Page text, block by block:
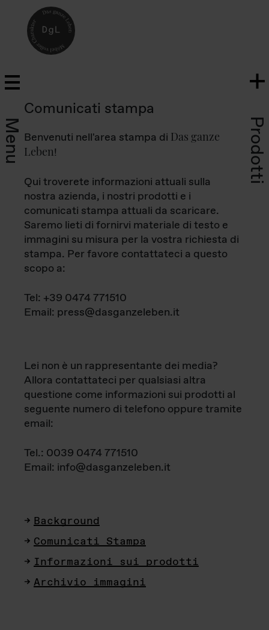
Menu Prodotti
Comunicati stampa
Benvenuti nell'area stampa di Das ganze
Leben!
Qui troverete informazioni attuali sulla
nostra azienda, i nostri prodotti e i
comunicati stampa attuali da scaricare.
Saremo lieti di fornirvi materiale di testo e
immagini su misura per la vostra richiesta di
stampa. Per favore contattateci a questo
scopo a:
Tel: +39 0474 771510
Email: press@dasganzeleben.it
Lei non è un rappresentante dei media?
Allora contattateci per qualsiasi altra
questione come informazioni sui prodotti al
seguente numero di telefono oppure tramite
email:
Tel.: 0039 0474 771510
Email: info@dasganzeleben.it
Background
Comunicati Stampa
Informazioni sui prodotti
Archivio immagini